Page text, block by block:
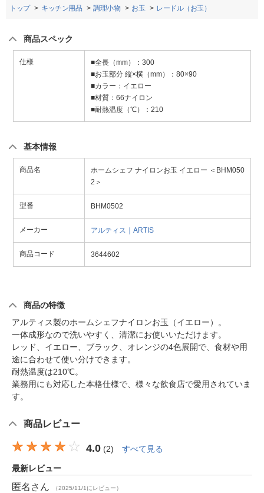
トップ キッチン用品 調理小物 お玉 レードル（お玉）
商品スペック
仕様
■全長（mm）：300
■お玉部分 縦×横（mm）：80×90
■カラー：イエロー
■材質：66ナイロン
■耐熱温度（℃）：210
基本情報
商品名
ホームシェフ ナイロンお玉 イエロー ＜BHM050
2＞
型番 BHM0502
メーカー アルティス｜ARTIS
商品コード 3644602
商品の特徴
アルティス製のホームシェフナイロンお玉（イエロー）。
一体成形なので洗いやすく、清潔にお使いいただけます。
レッド、イエロー、ブラック、オレンジの4色展開で、食材や用
途に合わせて使い分けできます。
耐熱温度は210℃。
業務用にも対応した本格仕様で、様々な飲食店で愛用されていま
す。
商品レビュー
4.0 (2) すべて見る
最新レビュー
匿名 さん （2025/11/1にレビュー）